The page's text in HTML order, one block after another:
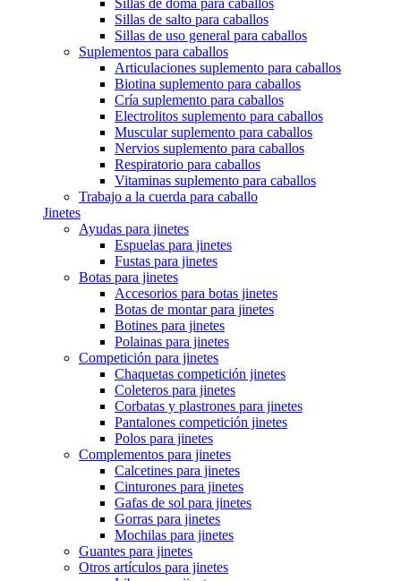
Sillas de doma para caballos
Sillas de salto para caballos
Sillas de uso general para caballos
Suplementos para caballos
Articulaciones suplemento para caballos
Biotina suplemento para caballos
Cría suplemento para caballos
Electrolitos suplemento para caballos
Muscular suplemento para caballos
Nervios suplemento para caballos
Respiratorio para caballos
Vitaminas suplemento para caballos
Trabajo a la cuerda para caballo
Jinetes
Ayudas para jinetes
Espuelas para jinetes
Fustas para jinetes
Botas para jinetes
Accesorios para botas jinetes
Botas de montar para jinetes
Botines para jinetes
Polainas para jinetes
Competición para jinetes
Chaquetas competición jinetes
Coleteros para jinetes
Corbatas y plastrones para jinetes
Pantalones competición jinetes
Polos para jinetes
Complementos para jinetes
Calcetines para jinetes
Cinturones para jinetes
Gafas de sol para jinetes
Gorras para jinetes
Mochilas para jinetes
Guantes para jinetes
Otros artículos para jinetes